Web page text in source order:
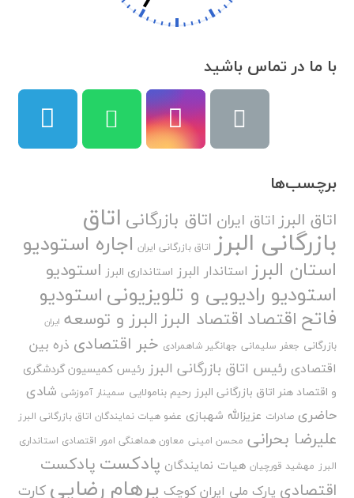
با ما در تماس باشید
برچسب‌ها
اتاق البرز اتاق ایران اتاق بازرگانی اتاق
بازرگانی البرز اتاق بازرگانی ایران اجاره استودیو
استان البرز استاندار البرز استانداری البرز استودیو
استودیو رادیویی و تلویزیونیاستودیو
فاتح اقتصاد اقتصاد البرزالبرز و توسعه ایران
بازرگانی جعفر سلیمانی جهانگیر شاهمرادی خبر اقتصادی ذره بین
اقتصادی رئیس اتاق بازرگانی البرز رئیس کمیسیون گردشگری
و اقتصاد هنر اتاق بازرگانی البرز رحیم بنامولایی سمینار آموزشی شادی
حاضری صادرات عزیزالله شهبازی عضو هیات نمایندگان اتاق بازرگانی البرز
علیرضا بحرانی محسن امینی معاون هماهنگی امور اقتصادی استانداری
البرز مهشید قورچیان هیات نمایندگان پادکست پادکست
اقتصادی پارک ملی ایران کوچک پرهام رضایی کارت